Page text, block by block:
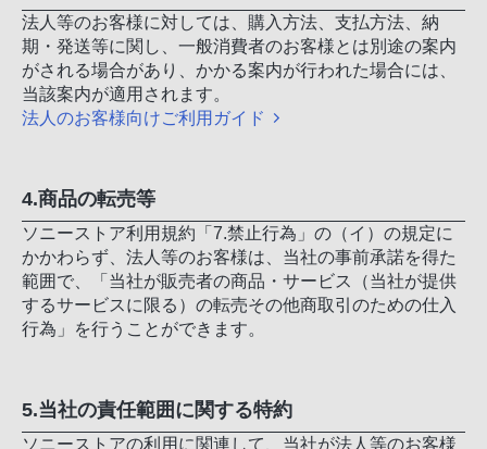
法人等のお客様に対しては、購入方法、支払方法、納
期・発送等に関し、一般消費者のお客様とは別途の案内
がされる場合があり、かかる案内が行われた場合には、
当該案内が適用されます。
法人のお客様向けご利用ガイド
4.商品の転売等
ソニーストア利用規約「7.禁止行為」の（イ）の規定に
かかわらず、法人等のお客様は、当社の事前承諾を得た
範囲で、「当社が販売者の商品・サービス（当社が提供
するサービスに限る）の転売その他商取引のための仕入
行為」を行うことができます。
5.当社の責任範囲に関する特約
ソニーストアの利用に関連して、当社が法人等のお客様